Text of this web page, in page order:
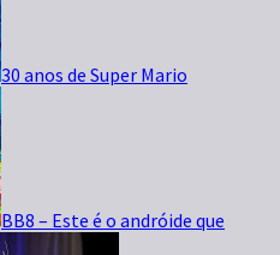
30 anos de Super Mario
BB8 – Este é o andróide que